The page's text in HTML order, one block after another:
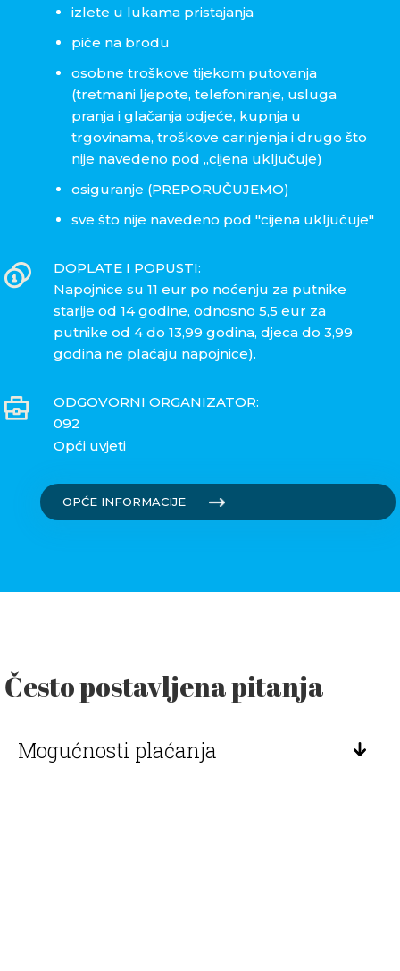
izlete u lukama pristajanja
piće na brodu
osobne troškove tijekom putovanja
(tretmani ljepote, telefoniranje, usluga
pranja i glačanja odjeće, kupnja u
trgovinama, troškove carinjenja i drugo što
nije navedeno pod „cijena uključuje)
osiguranje (PREPORUČUJEMO)
sve što nije navedeno pod "cijena uključuje"
DOPLATE I POPUSTI:
Napojnice su 11 eur po noćenju za putnike
starije od 14 godine, odnosno 5,5 eur za
putnike od 4 do 13,99 godina, djeca do 3,99
godina ne plaćaju napojnice).
ODGOVORNI ORGANIZATOR:
092
Opći uvjeti
OPĆE INFORMACIJE
Često postavljena pitanja
Mogućnosti plaćanja